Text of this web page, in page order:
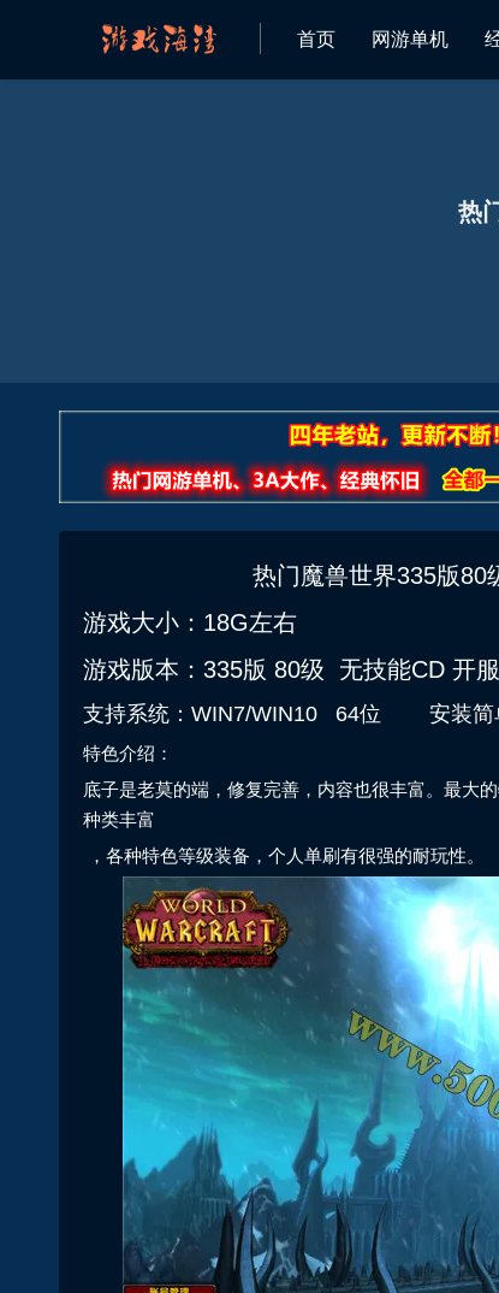
首页 网游单机
热
热门魔兽世界335版80
游戏大小：18G左右
游戏版本：335版 80级 无技能CD 开
支持系统：WIN7/WIN10 64位 安装简
特色介绍：
底子是老莫的端，修复完善，内容也很丰富。最大
种类丰富
，各种特色等级装备，个人单刷有很强的耐玩性。